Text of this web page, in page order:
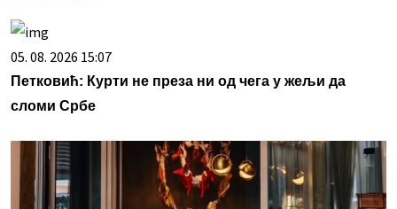
05. 08. 2026 15:07
Петковић: Курти не преза ни од чега у жељи да
сломи Србе